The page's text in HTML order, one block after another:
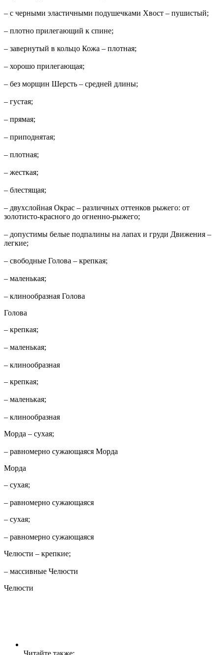
– с черными эластичными подушечками Хвост – пушистый;
– плотно прилегающий к спине;
– завернутый в кольцо Кожа – плотная;
– хорошо прилегающая;
– без морщин Шерсть – средней длины;
– густая;
– прямая;
– приподнятая;
– плотная;
– жесткая;
– блестящая;
– двухслойная Окрас – различных оттенков рыжего: от
золотисто-красного до огненно-рыжего;
– допустимы белые подпалины на лапах и груди Движения –
легкие;
– свободные Голова – крепкая;
– маленькая;
– клинообразная Голова
Голова
– крепкая;
– маленькая;
– клинообразная
– крепкая;
– маленькая;
– клинообразная
Морда – сухая;
– равномерно сужающаяся Морда
Морда
– сухая;
– равномерно сужающаяся
– сухая;
– равномерно сужающаяся
Челюсти – крепкие;
– массивные Челюсти
Челюсти
Читайте также: